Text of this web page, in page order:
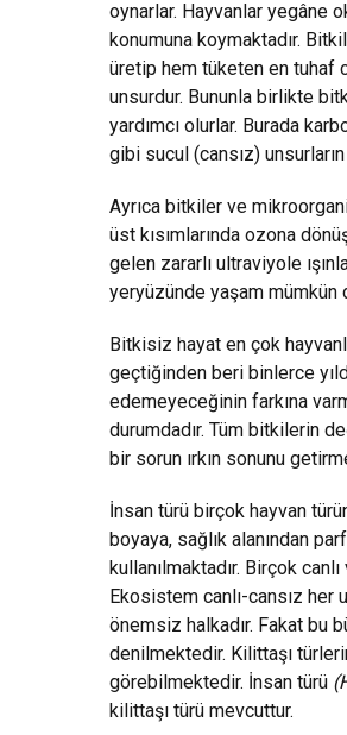
oynarlar. Hayvanlar yegâne
konumuna koymaktadır.
üretip hem tüketen en tuhaf
unsurdur. Bununla birlikte
yardımcı olurlar. Burada
gibi sucul (cansız)
Ayrıca bitkiler ve
üst kısımlarında ozona
gelen zararlı ultraviyole
yeryüzünde yaşam mümkün
Bitkisiz hayat en çok
geçtiğinden beri binlerce
edemeyeceğinin farkına
durumdadır. Tüm bitkilerin
bir sorun ırkın sonunu
İnsan türü birçok hayvan
boyaya, sağlık alanından
kullanılmaktadır. Birçok
Ekosistem canlı-cansız
önemsiz halkadır. Fakat bu
denilmektedir. Kilittaşı
görebilmektedir. İnsan türü
kilittaşı türü mevcuttur.